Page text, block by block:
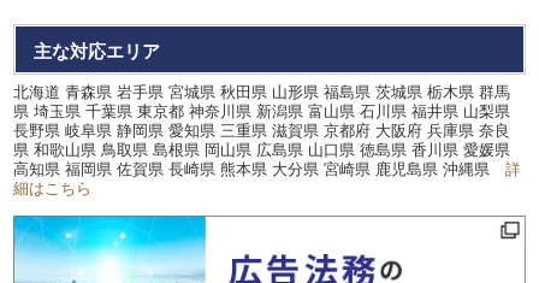
主な対応エリア
北海道 青森県 岩手県 宮城県 秋田県 山形県 福島県 茨城県 栃木県 群馬
県 埼玉県 千葉県 東京都 神奈川県 新潟県 富山県 石川県 福井県 山梨県
長野県 岐阜県 静岡県 愛知県 三重県 滋賀県 京都府 大阪府 兵庫県 奈良
県 和歌山県 鳥取県 島根県 岡山県 広島県 山口県 徳島県 香川県 愛媛県
高知県 福岡県 佐賀県 長崎県 熊本県 大分県 宮崎県 鹿児島県 沖縄県詳
細はこちら